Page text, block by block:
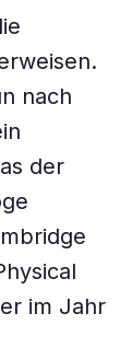
nach
der
im Jahr